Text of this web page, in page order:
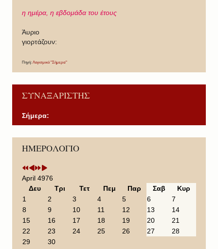
η ημέρα, η εβδομάδα του έτους
Άυριο
γιορτάζουν:
Πηγή: Λογισμικό "Σήμερα"
ΣΥΝΑΞΑΡΙΣΤΗΣ
Σήμερα:
ΗΜΕΡΟΛΟΓΙΟ
P
r
v
i
u
e
a
r
P
r
v
i
o
o
n
t
N
e
t
Y
e
N
e
t
M
April 4976
Δευ
Τρι Τετ Πεμ Παρ Σαβ
Κυρ
1
2 3 4 5 6
7
8
9 10 11 12 13
14
15
16 17 18 19 20
21
22
23 24 25 26 27
28
29
30